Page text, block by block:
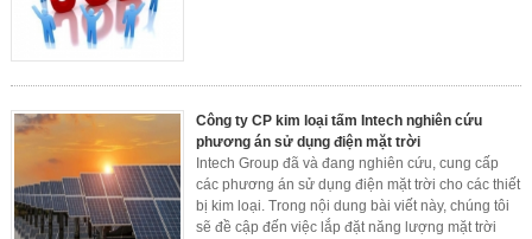
Công ty CP kim loại tấm Intech nghiên cứu
phương án sử dụng điện mặt trời
Intech Group đã và đang nghiên cứu, cung cấp
các phương án sử dụng điện mặt trời cho các thiết
bị kim loại. Trong nội dung bài viết này, chúng tôi
sẽ đề cập đến việc lắp đặt năng lượng mặt trời